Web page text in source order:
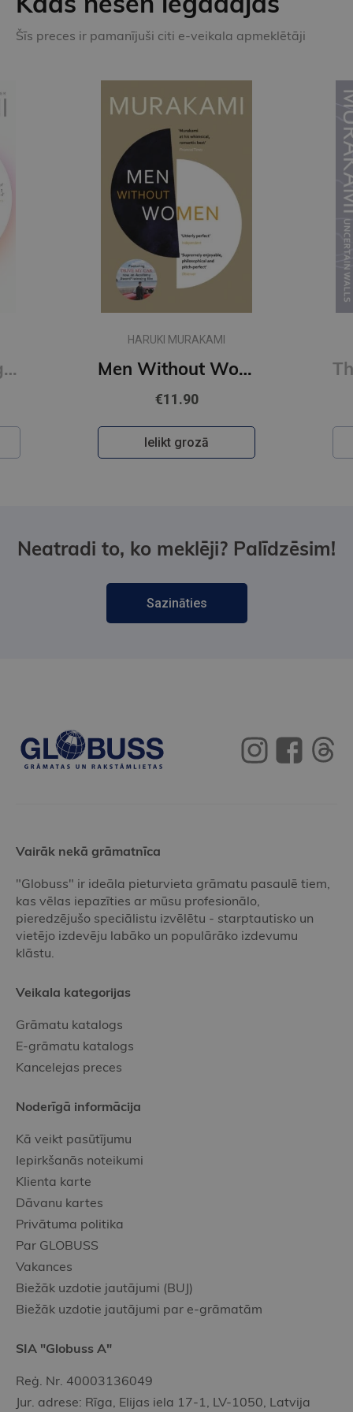
Šīs preces ir pamanījuši citi e-veikala apmeklētāji
First Person Singular : mind-bending new collection of short stories
HARUKI MURAKAMI
Men Without Women
€11.90
Ielikt grozā
Neatradi to, ko meklēji? Palīdzēsim!
Sazināties
Vairāk nekā grāmatnīca
"Globuss" ir ideāla pieturvieta grāmatu pasaulē tiem,
kas vēlas iepazīties ar mūsu profesionālo,
pieredzējušo speciālistu izvēlētu - starptautisko un
vietējo izdevēju labāko un populārāko izdevumu
klāstu.
Veikala kategorijas
Grāmatu katalogs
E-grāmatu katalogs
Kancelejas preces
Noderīgā informācija
Kā veikt pasūtījumu
Iepirkšanās noteikumi
Klienta karte
Dāvanu kartes
Privātuma politika
Par GLOBUSS
Vakances
Biežāk uzdotie jautājumi (BUJ)
Biežāk uzdotie jautājumi par e-grāmatām
SIA "Globuss A"
Reģ. Nr. 40003136049
Jur. adrese: Rīga, Elijas iela 17-1, LV-1050, Latvija